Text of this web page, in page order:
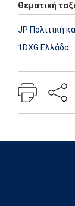
Θεματική
JP Πολιτική
1DXG Ελλάδα